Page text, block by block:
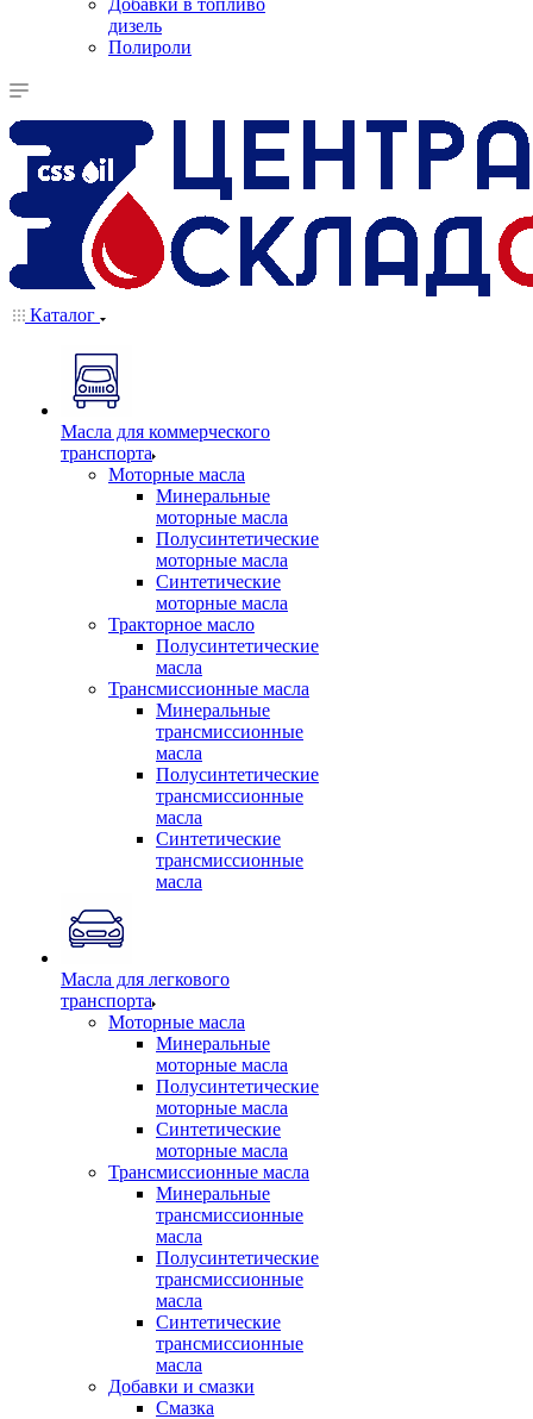
Добавки в топливо
дизель
Полироли
Каталог
Масла для коммерческого
транспорта
Моторные масла
Минеральные
моторные масла
Полусинтетические
моторные масла
Синтетические
моторные масла
Тракторное масло
Полусинтетические
масла
Трансмиссионные масла
Минеральные
трансмиссионные
масла
Полусинтетические
трансмиссионные
масла
Синтетические
трансмиссионные
масла
Масла для легкового
транспорта
Моторные масла
Минеральные
моторные масла
Полусинтетические
моторные масла
Синтетические
моторные масла
Трансмиссионные масла
Минеральные
трансмиссионные
масла
Полусинтетические
трансмиссионные
масла
Синтетические
трансмиссионные
масла
Добавки и смазки
Смазка